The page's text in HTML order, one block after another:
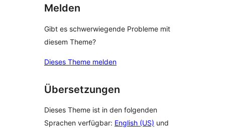
Melden
Gibt es schwerwiegende Probleme mit
diesem Theme?
Dieses Theme melden
Übersetzungen
Dieses Theme ist in den folgenden
Sprachen verfügbar: English (US) und